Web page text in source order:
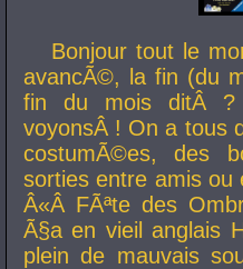
Bonjour tout le
avancÃ©, la fin (du
fin du mois ditÂ ?
voyonsÂ ! On a tous
costumÃ©es, des
sorties entre amis
Â«Â FÃªte des
Ã§a en vieil anglais
plein de mauvais